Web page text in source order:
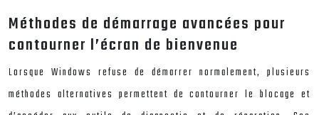
Méthodes de démarrage avancées pour
contourner l’écran de bienvenue
Lorsque Windows refuse de démarrer normalement, plusieurs
méthodes alternatives permettent de contourner le blocage et